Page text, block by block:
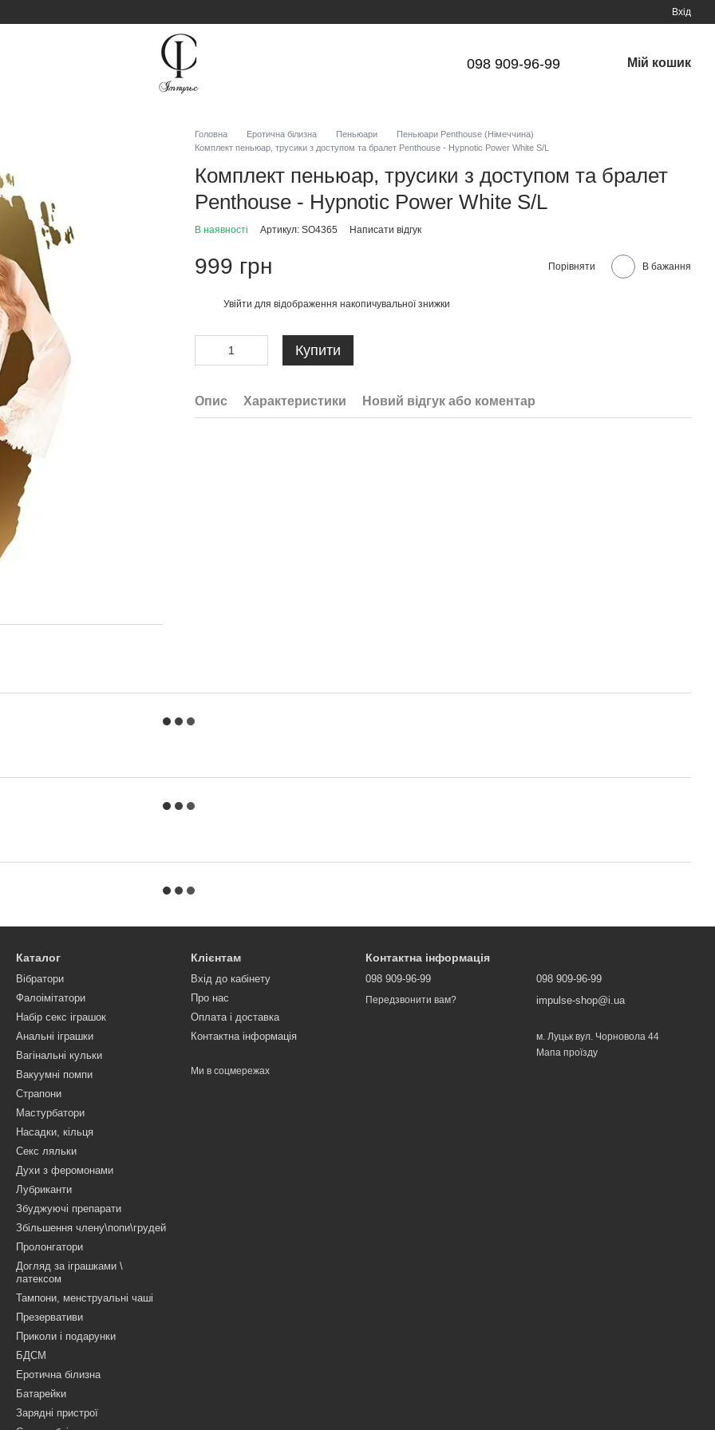
Вхід
098 909-96-99 Мій кошик
Головна Еротична білизна Пеньюари
Пеньюари Penthouse (Німеччина)
Комплект пеньюар, трусики з доступом та бралет Penthouse - Hypnotic Power White S/L
Комплект пеньюар, трусики з доступом та бралет
Penthouse - Hypnotic Power White S/L
В наявності Артикул: SO4365 Написати відгук
999 грн Порівняти В бажання
Увійти для відображення накопичувальної знижки
Купити
Опис Характеристики Новий відгук або коментар
Каталог
Вібратори
Фалоімітатори
Набір секс іграшок
Анальні іграшки
Вагінальні кульки
Вакуумні помпи
Страпони
Мастурбатори
Насадки, кільця
Секс ляльки
Духи з феромонами
Лубриканти
Збуджуючі препарати
Збільшення члену\попи\грудей
Пролонгатори
Догляд за іграшками \
латексом
Тампони, менструальні чаші
Презервативи
Приколи і подарунки
БДСМ
Еротична білизна
Батарейки
Зарядні пристрої
Клієнтам
Вхід до кабінету
Про нас
Оплата і доставка
Контактна інформація
Ми в соцмережах
Контактна інформація
098 909-96-99
Передзвонити вам?
098 909-96-99
impulse-shop@i.ua
м. Луцьк вул. Чорновола 44
Мапа проїзду